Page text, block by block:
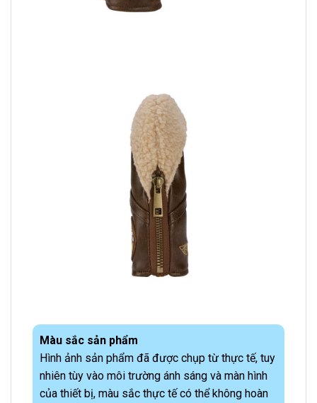
Màu sắc sản phẩm
Hình ảnh sản phẩm đã được chụp từ thực tế, tuy
nhiên tùy vào môi trường ánh sáng và màn hình
của thiết bị, màu sắc thực tế có thể không hoàn